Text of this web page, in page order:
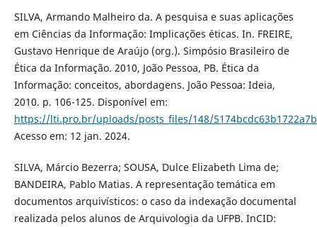
SILVA, Armando Malheiro da. A pesquisa e suas aplicações
em Ciências da Informação: Implicações éticas. In. FREIRE,
Gustavo Henrique de Araújo (org.). Simpósio Brasileiro de
Ética da Informação. 2010, João Pessoa, PB. Ética da
Informação: conceitos, abordagens. João Pessoa: Ideia,
2010. p. 106-125. Disponível em:
https://lti.pro.br/uploads/posts_files/148/
Acesso em: 12 jan. 2024.
SILVA, Márcio Bezerra; SOUSA, Dulce Elizabeth Lima de;
BANDEIRA, Pablo Matias. A representação temática em
documentos arquivísticos: o caso da indexação documental
realizada pelos alunos de Arquivologia da UFPB. InCID: